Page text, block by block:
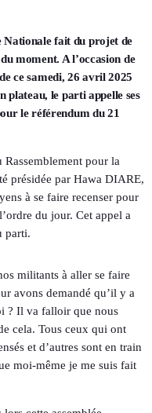
Nationale fait du projet de
moment. A l’occasion de
ce samedi, 26 avril 2025
plateau, le parti appelle ses
le référendum du 21
Rassemblement pour la
présidée par Hawa DIARE,
à se faire recenser pour
du jour. Cet appel a
parti.
militants à aller se faire
avons demandé qu’il y a
? Il va falloir que nous
cela. Tous ceux qui ont
et d’autres sont en train
moi-même je me suis fait